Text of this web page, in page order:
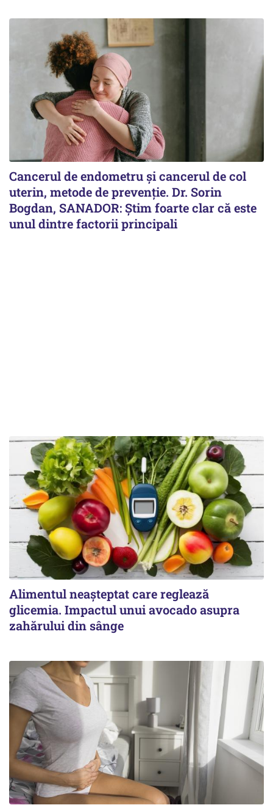
Cancerul de endometru și cancerul de col
uterin, metode de prevenție. Dr. Sorin
Bogdan, SANADOR: Știm foarte clar că este
unul dintre factorii principali
Alimentul neașteptat care reglează
glicemia. Impactul unui avocado asupra
zahărului din sânge